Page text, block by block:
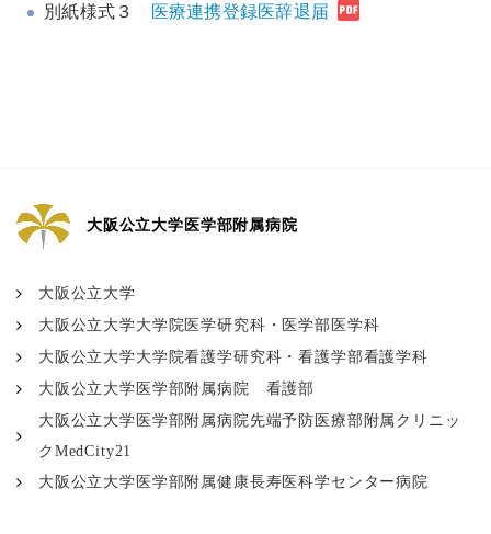
別紙様式３ 医療連携登録医辞退届
大阪公立大学医学部附属病院
大阪公立大学
大阪公立大学大学院医学研究科・医学部医学科
大阪公立大学大学院看護学研究科・看護学部看護学科
大阪公立大学医学部附属病院 看護部
大阪公立大学医学部附属病院先端予防医療部附属クリニッ
クMedCity21
大阪公立大学医学部附属健康長寿医科学センター病院